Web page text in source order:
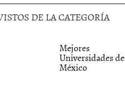
DE LA CATEGORÍA
Mejores
Universidades de
México